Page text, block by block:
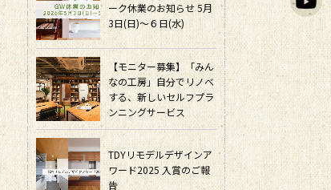
ーク休業のお知らせ 5月
3日(日)～６日(水)
【モニター募集】「みん
なの工房」自分でリノベ
する、新しいセルフプラ
ンニングサービス
TDYリモデルデザインア
ワード2025 入賞のご報
告